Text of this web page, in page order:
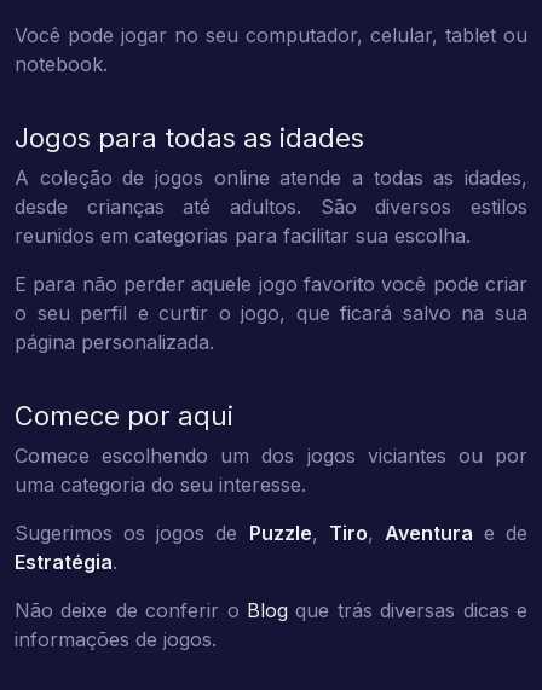
Você pode jogar no seu computador, celular, tablet ou
notebook.
Jogos para todas as idades
A coleção de jogos online atende a todas as idades,
desde crianças até adultos. São diversos estilos
reunidos em categorias para facilitar sua escolha.
E para não perder aquele jogo favorito você pode criar
o seu perfil e curtir o jogo, que ficará salvo na sua
página personalizada.
Comece por aqui
Comece escolhendo um dos jogos viciantes ou por
uma categoria do seu interesse.
Sugerimos os jogos de Puzzle, Tiro, Aventura e de
Estratégia.
Não deixe de conferir o Blog que trás diversas dicas e
informações de jogos.